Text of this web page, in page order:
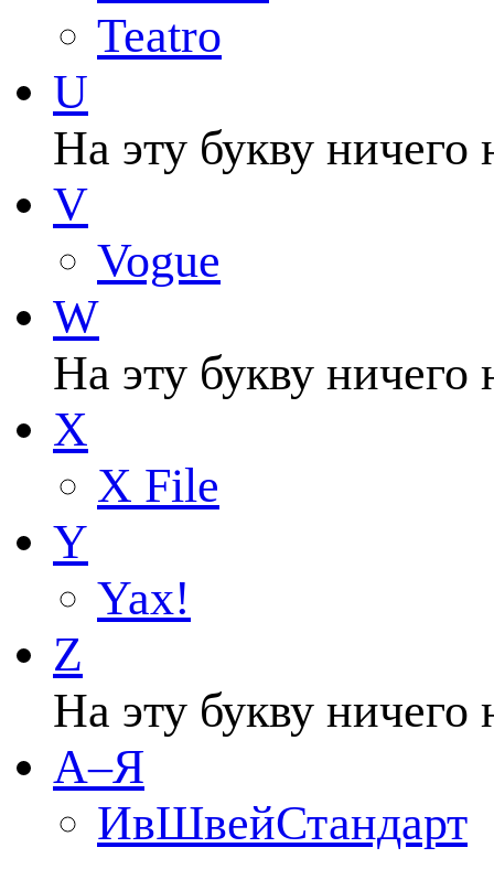
Teatro
U
На эту букву ничего
V
Vogue
W
На эту букву ничего
X
X File
Y
Yax!
Z
На эту букву ничего
А–Я
ИвШвейСтандарт